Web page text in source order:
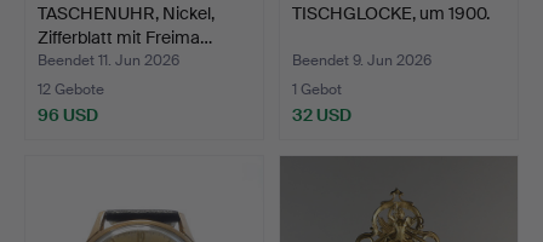
TASCHENUHR, Nickel,
Zifferblatt mit Freima…
Beendet 11. Jun 2026
12 Gebote
96 USD
TISCHGLOCKE, um 1900.
Beendet 9. Jun 2026
1 Gebot
32 USD